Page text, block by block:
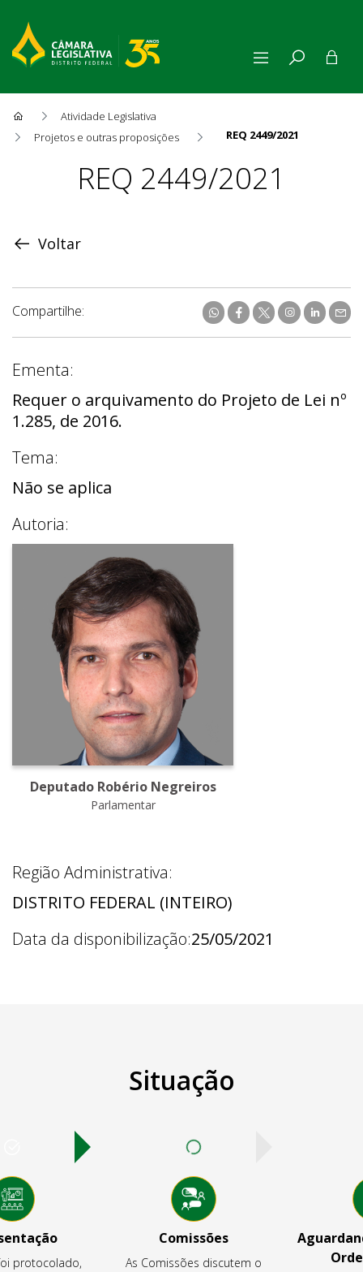
Atividade Legislativa
Projetos e outras proposições
REQ 2449/2021
ProposiçãoREQ 2449/2021
Voltar
Compartilhe:
Ementa:
Requer o arquivamento do Projeto de Lei nº
1.285, de 2016.
Tema:
Não se aplica
Autoria:
Deputado Robério Negreiros
Parlamentar
Região Administrativa:
DISTRITO FEDERAL (INTEIRO)
Data da disponibilização:25/05/2021
Situação
protocolado,
Comissões
As Comissões discutem o